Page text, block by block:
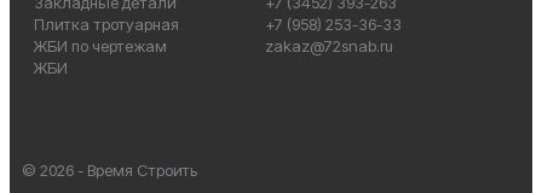
Плитка тротуарная
ЖБИ по чертежам
ЖБИ
+7 (958) 253-36-33
zakaz@72snab.ru
© 2026 - Время Строить